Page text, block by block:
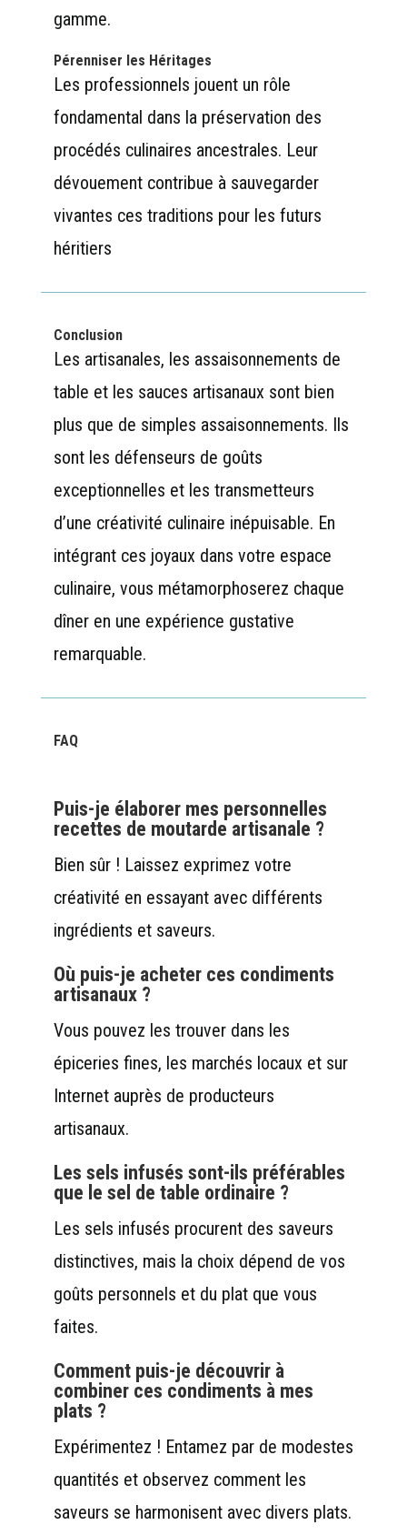
gamme.
Pérenniser les Héritages
Les professionnels jouent un rôle
fondamental dans la préservation des
procédés culinaires ancestrales. Leur
dévouement contribue à sauvegarder
vivantes ces traditions pour les futurs
héritiers
Conclusion
Les artisanales, les assaisonnements de
table et les sauces artisanaux sont bien
plus que de simples assaisonnements. Ils
sont les défenseurs de goûts
exceptionnelles et les transmetteurs
d’une créativité culinaire inépuisable. En
intégrant ces joyaux dans votre espace
culinaire, vous métamorphoserez chaque
dîner en une expérience gustative
remarquable.
FAQ
Puis-je élaborer mes personnelles
recettes de moutarde artisanale ?
Bien sûr ! Laissez exprimez votre
créativité en essayant avec différents
ingrédients et saveurs.
Où puis-je acheter ces condiments
artisanaux ?
Vous pouvez les trouver dans les
épiceries fines, les marchés locaux et sur
Internet auprès de producteurs
artisanaux.
Les sels infusés sont-ils préférables
que le sel de table ordinaire ?
Les sels infusés procurent des saveurs
distinctives, mais la choix dépend de vos
goûts personnels et du plat que vous
faites.
Comment puis-je découvrir à
combiner ces condiments à mes
plats ?
Expérimentez ! Entamez par de modestes
quantités et observez comment les
saveurs se harmonisent avec divers plats.